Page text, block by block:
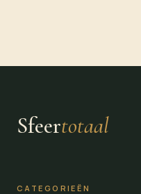
Sfeertotaal
CATEGORIEËN